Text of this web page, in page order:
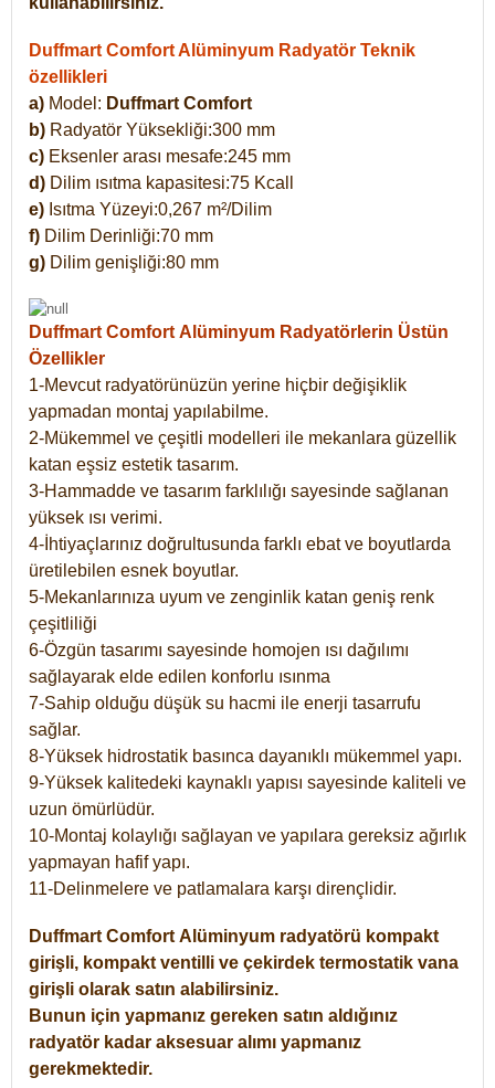
Duffmart Comfort Alüminyum Radyatör Teknik
özellikleri
a) Model: Duffmart Comfort
b) Radyatör Yüksekliği:300 mm
c) Eksenler arası mesafe:245 mm
d) Dilim ısıtma kapasitesi:75 Kcall
e) Isıtma Yüzeyi:0,267 m²/Dilim
f) Dilim Derinliği:70 mm
g) Dilim genişliği:80 mm
Duffmart Comfort Alüminyum Radyatörlerin Üstün
Özellikler
1-Mevcut radyatörünüzün yerine hiçbir değişiklik
yapmadan montaj yapılabilme.
2-Mükemmel ve çeşitli modelleri ile mekanlara güzellik
katan eşsiz estetik tasarım.
3-Hammadde ve tasarım farklılığı sayesinde sağlanan
yüksek ısı verimi.
4-İhtiyaçlarınız doğrultusunda farklı ebat ve boyutlarda
üretilebilen esnek boyutlar.
5-Mekanlarınıza uyum ve zenginlik katan geniş renk
çeşitliliği
6-Özgün tasarımı sayesinde homojen ısı dağılımı
sağlayarak elde edilen konforlu ısınma
7-Sahip olduğu düşük su hacmi ile enerji tasarrufu
sağlar.
8-Yüksek hidrostatik basınca dayanıklı mükemmel yapı.
9-Yüksek kalitedeki kaynaklı yapısı sayesinde kaliteli ve
uzun ömürlüdür.
10-Montaj kolaylığı sağlayan ve yapılara gereksiz ağırlık
yapmayan hafif yapı.
11-Delinmelere ve patlamalara karşı dirençlidir.
Duffmart Comfort Alüminyum radyatörü kompakt
girişli, kompakt ventilli ve çekirdek termostatik vana
girişli olarak satın alabilirsiniz.
Bunun için yapmanız gereken satın aldığınız
radyatör kadar aksesuar alımı yapmanız
gerekmektedir.